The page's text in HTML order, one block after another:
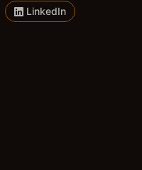
LinkedIn